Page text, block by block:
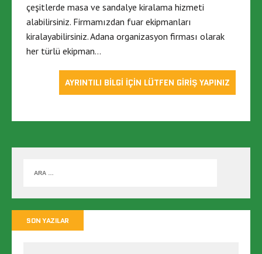
çeşitlerde masa ve sandalye kiralama hizmeti
alabilirsiniz. Firmamızdan fuar ekipmanları
kiralayabilirsiniz. Adana organizasyon firması olarak
her türlü ekipman…
AYRINTILI BİLGİ İÇİN LÜTFEN GİRİŞ YAPINIZ
SON YAZILAR